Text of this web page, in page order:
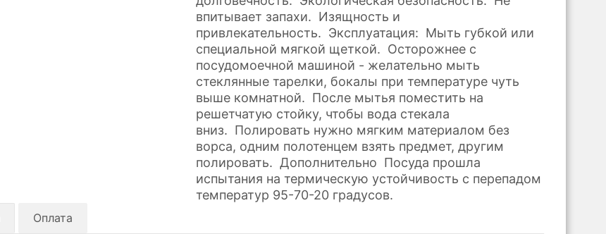
впитывает запахи. Изящность и
привлекательность. Эксплуатация: Мыть губкой или
специальной мягкой щеткой. Осторожнее с
посудомоечной машиной - желательно мыть
стеклянные тарелки, бокалы при температуре чуть
выше комнатной. После мытья поместить на
решетчатую стойку, чтобы вода стекала
вниз. Полировать нужно мягким материалом без
ворса, одним полотенцем взять предмет, другим
полировать. Дополнительно Посуда прошла
испытания на термическую устойчивость с перепадом
температур 95-70-20 градусов.
Оплата